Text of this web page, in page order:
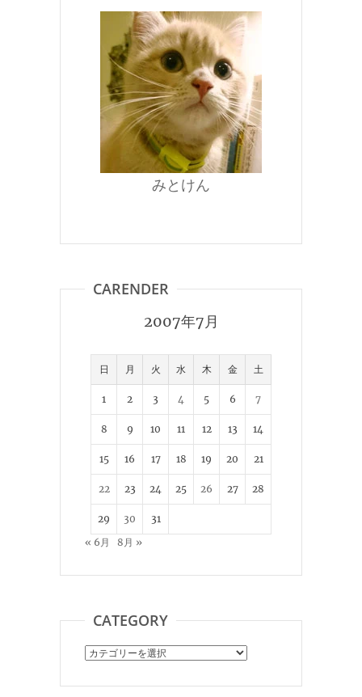
みとけん
CARENDER
2007年7月
日 月 火 水 木 金 土
1 2 3 4 5 6 7
8 9 10 11 12 13 14
15 16 17 18 19 20 21
22 23 24 25 26 27 28
29 30
31
« 6月
8月 »
CATEGORY
Category